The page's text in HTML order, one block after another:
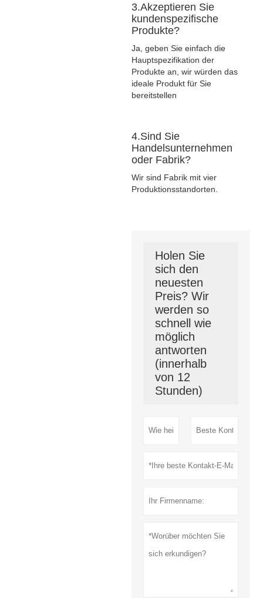
3.Akzeptieren Sie
kundenspezifische
Produkte?
Ja, geben Sie einfach die
Hauptspezifikation der
Produkte an, wir würden das
ideale Produkt für Sie
bereitstellen
4.Sind Sie
Handelsunternehmen
oder Fabrik?
Wir sind Fabrik mit vier
Produktionsstandorten.
Holen Sie
sich den
neuesten
Preis? Wir
werden so
schnell wie
möglich
antworten
(innerhalb
von 12
Stunden)